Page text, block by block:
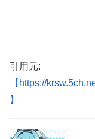
引用元:
【https://
】